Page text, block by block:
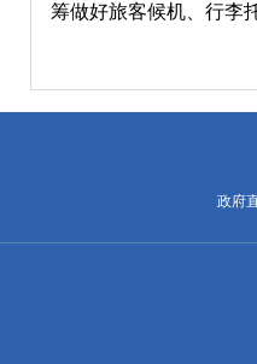
筹做好旅客候机、行李
政府